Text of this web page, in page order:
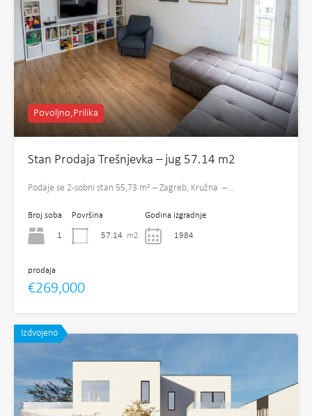
Povoljno,Prilika
Stan Prodaja Trešnjevka – jug 57.14 m2
Podaje se 2-sobni stan 55,73 m² – Zagreb, Kružna –…
Broj soba
1
Površina
57.14 m2
Godina izgradnje
1984
prodaja
€269,000
Izdvojeno